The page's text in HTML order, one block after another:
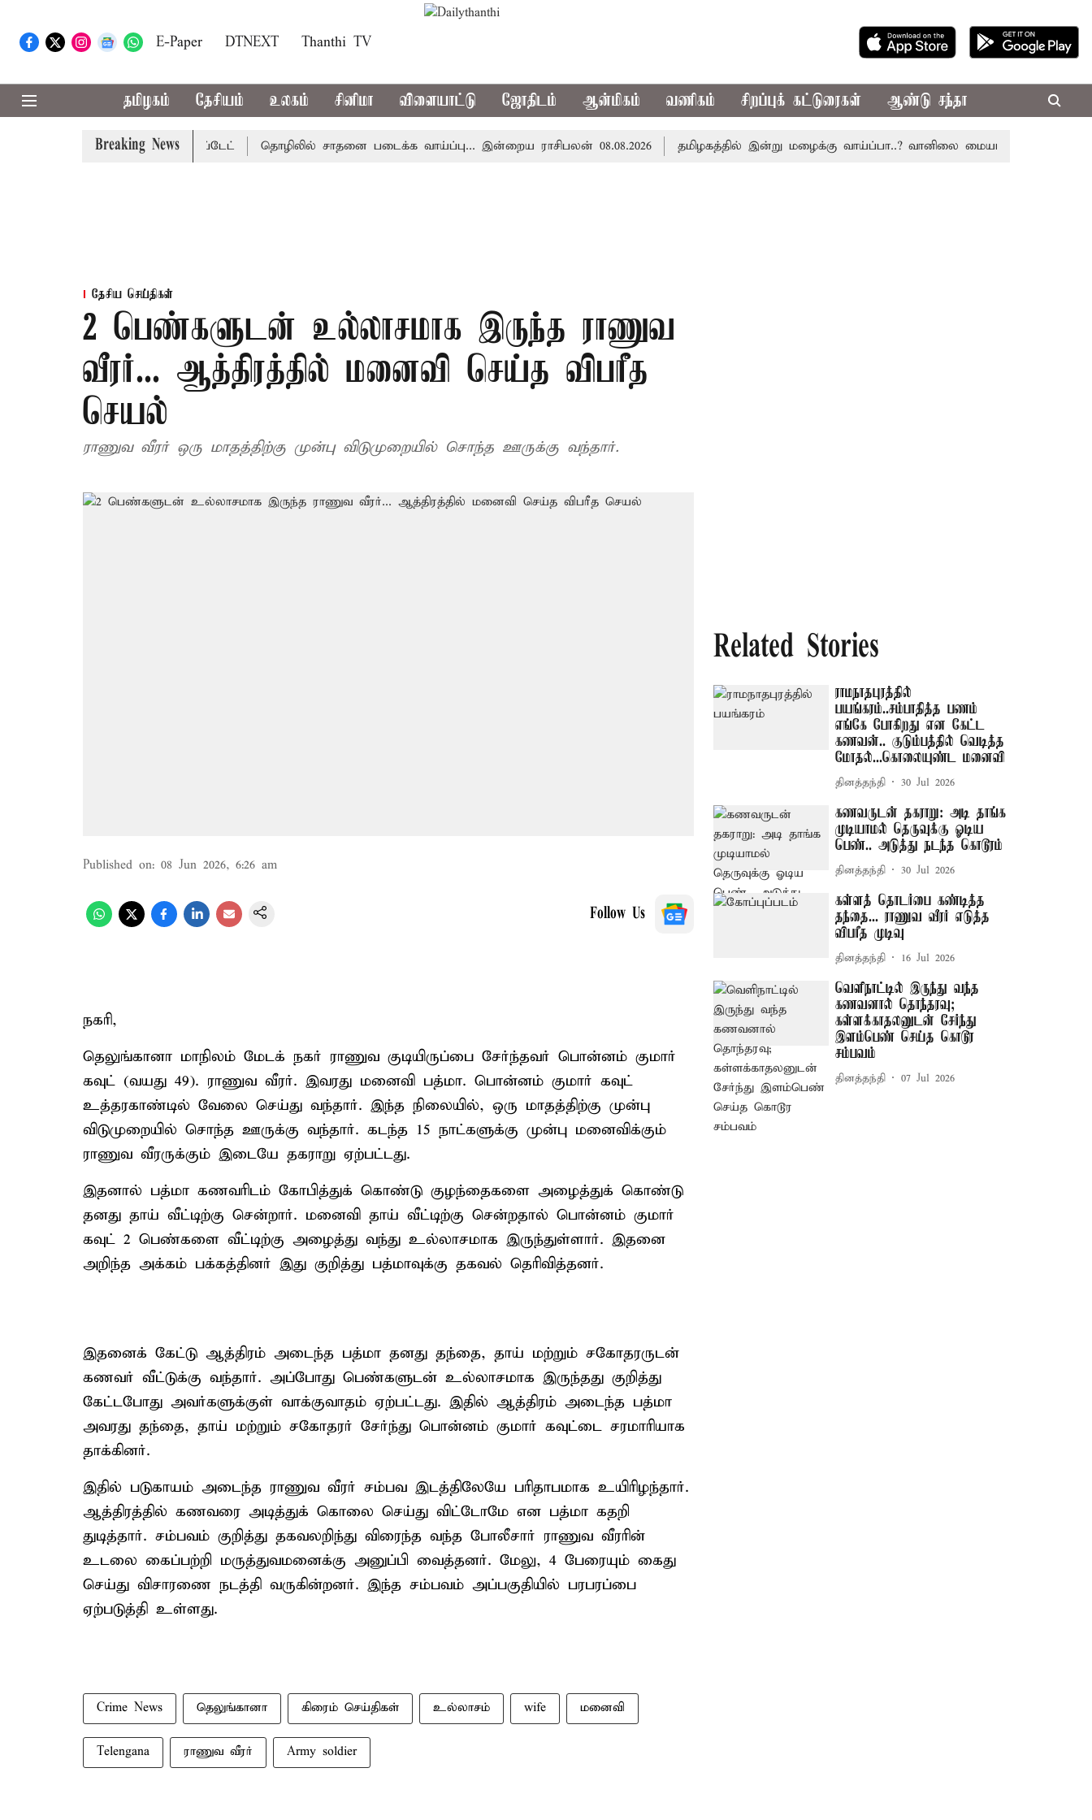
E-Paper DTNEXT Thanthi TV
தமிழகம் தேசியம் உலகம் சினிமா விளையாட்டு ஜோதிடம் ஆன்மிகம் வணிகம் சிறப்புக் கட்டுரைகள் ஆண்டு சந்தா
Breaking News
வானிலை மையம் அப்டேட் தொழிலில் சாதனை படைக்க வாய்ப்பு... இன்றைய ராசிபலன் 08.08.2026 தமிழகத்தில் இன்று மழைக்கு வாய்ப்பா..? வானிலை மையம் அப்டேட்
தேசிய செய்திகள்
2 பெண்களுடன் உல்லாசமாக இருந்த ராணுவ
வீரர்... ஆத்திரத்தில் மனைவி செய்த விபரீத
செயல்
ராணுவ வீரர் ஒரு மாதத்திற்கு முன்பு விடுமுறையில் சொந்த ஊருக்கு வந்தார்.
Published on: 08 Jun 2026, 6:26 am
Follow Us
நகரி,
தெலுங்கானா மாநிலம் மேடக் நகர் ராணுவ குடியிருப்பை சேர்ந்தவர் பொன்னம் குமார்
கவுட் (வயது 49). ராணுவ வீரர். இவரது மனைவி பத்மா. பொன்னம் குமார் கவுட்
உத்தரகாண்டில் வேலை செய்து வந்தார். இந்த நிலையில், ஒரு மாதத்திற்கு முன்பு
விடுமுறையில் சொந்த ஊருக்கு வந்தார். கடந்த 15 நாட்களுக்கு முன்பு மனைவிக்கும்
ராணுவ வீரருக்கும் இடையே தகராறு ஏற்பட்டது.
இதனால் பத்மா கணவரிடம் கோபித்துக் கொண்டு குழந்தைகளை அழைத்துக் கொண்டு
தனது தாய் வீட்டிற்கு சென்றார். மனைவி தாய் வீட்டிற்கு சென்றதால் பொன்னம் குமார்
கவுட் 2 பெண்களை வீட்டிற்கு அழைத்து வந்து உல்லாசமாக இருந்துள்ளார். இதனை
அறிந்த அக்கம் பக்கத்தினர் இது குறித்து பத்மாவுக்கு தகவல் தெரிவித்தனர்.
இதனைக் கேட்டு ஆத்திரம் அடைந்த பத்மா தனது தந்தை, தாய் மற்றும் சகோதரருடன்
கணவர் வீட்டுக்கு வந்தார். அப்போது பெண்களுடன் உல்லாசமாக இருந்தது குறித்து
கேட்டபோது அவர்களுக்குள் வாக்குவாதம் ஏற்பட்டது. இதில் ஆத்திரம் அடைந்த பத்மா
அவரது தந்தை, தாய் மற்றும் சகோதரர் சேர்ந்து பொன்னம் குமார் கவுட்டை சரமாரியாக
தாக்கினர்.
இதில் படுகாயம் அடைந்த ராணுவ வீரர் சம்பவ இடத்திலேயே பரிதாபமாக உயிரிழந்தார்.
ஆத்திரத்தில் கணவரை அடித்துக் கொலை செய்து விட்டோமே என பத்மா கதறி
துடித்தார். சம்பவம் குறித்து தகவலறிந்து விரைந்த வந்த போலீசார் ராணுவ வீரரின்
உடலை கைப்பற்றி மருத்துவமனைக்கு அனுப்பி வைத்தனர். மேலு, 4 பேரையும் கைது
செய்து விசாரணை நடத்தி வருகின்றனர். இந்த சம்பவம் அப்பகுதியில் பரபரப்பை
ஏற்படுத்தி உள்ளது.
Crime News தெலுங்கானா கிரைம் செய்திகள் உல்லாசம் wife மனைவி
Telengana ராணுவ வீரர் Army soldier
Related Stories
ராமநாதபுரத்தில்
பயங்கரம்..சம்பாதித்த பணம்
எங்கே போகிறது என கேட்ட
கணவன்.. குடும்பத்தில் வெடித்த
மோதல்...கொலையுண்ட மனைவி
தினத்தந்தி 30 Jul 2026
கணவருடன் தகராறு: அடி தாங்க
முடியாமல் தெருவுக்கு ஓடிய
பெண்.. அடுத்து நடந்த கொடூரம்
தினத்தந்தி 30 Jul 2026
கள்ளத் தொடர்பை கண்டித்த
தந்தை... ராணுவ வீரர் எடுத்த
விபரீத முடிவு
தினத்தந்தி 16 Jul 2026
வெளிநாட்டில் இருந்து வந்த
கணவனால் தொந்தரவு;
கள்ளக்காதலனுடன் சேர்ந்து
இளம்பெண் செய்த கொடூர
சம்பவம்
தினத்தந்தி 07 Jul 2026